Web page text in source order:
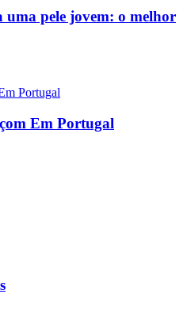
uma pele jovem: o melhor
Em Portugal